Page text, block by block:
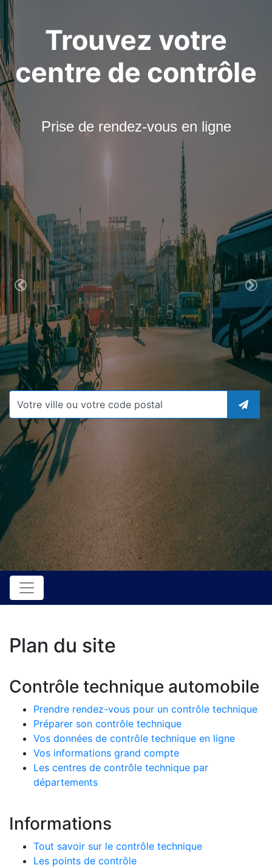
Trouvez votre
centre de contrôle
Prise de rendez-vous en ligne
Previous Next
Plan du site
Contrôle technique automobile
Prendre rendez-vous pour un contrôle technique
Préparer son contrôle technique
Vos données de contrôle technique en ligne
Vos informations grand compte
Les centres de contrôle technique par
départements
Informations
Tout savoir sur le contrôle technique
Les points de contrôle